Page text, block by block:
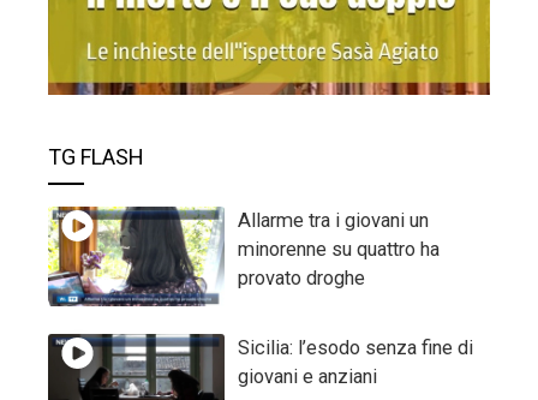
TG FLASH
Allarme tra i giovani un
minorenne su quattro ha
provato droghe
Sicilia: l’esodo senza fine di
giovani e anziani